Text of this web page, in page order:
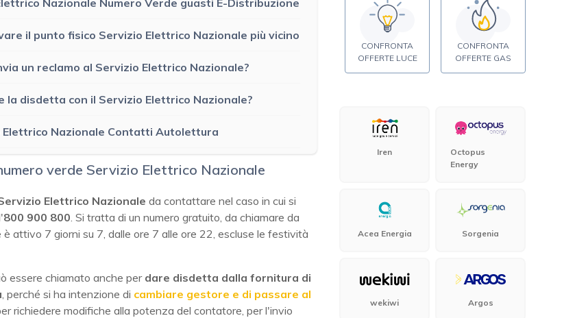
il punto fisico Servizio Elettrico Nazionale più vicino
un reclamo al Servizio Elettrico Nazionale?
la disdetta con il Servizio Elettrico Nazionale?
Elettrico Nazionale Contatti Autolettura
verde Servizio Elettrico Nazionale
Elettrico Nazionale da contattare nel caso in cui si
800 900 800 . Si tratta di un numero gratuito, da chiamare da
attivo 7 giorni su 7, dalle ore 7 alle ore 22, escluse le festività
essere chiamato anche perdare disdetta dalla fornitura di
, perché si ha intenzione di cambiare gestore e di passare al
richiedere modifiche alla potenza del contatore, per l'invio
CONFRONTA
OFFERTE LUCE
CONFRONTA
OFFERTE GAS
Iren
Octopus
Energy
Acea Energia Sorgenia
wekiwi Argos